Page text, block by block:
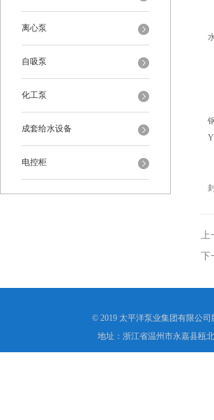
离心泵
自吸泵
化工泵
成套给水设备
电控柜
上
下
© 2019 太平洋泵业集团有限公
地址：浙江省温州市永嘉县瓯